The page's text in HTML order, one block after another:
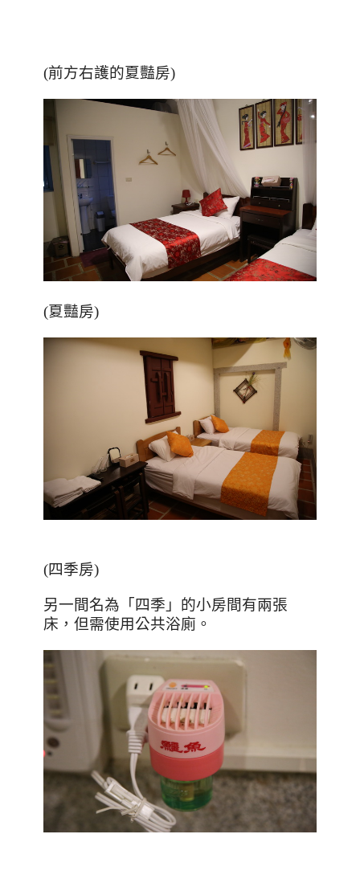
(前方右護的夏豔房)
(夏豔房)
(四季房)
另一間名為「四季」的小房間有兩張
床，但需使用公共浴廁。